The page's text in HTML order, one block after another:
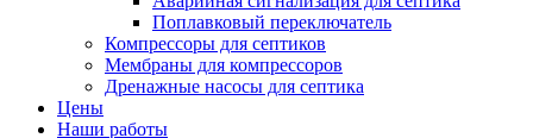
Поплавковый переключатель
Компрессоры для септиков
Мембраны для компрессоров
Дренажные насосы для септика
Цены
Наши работы